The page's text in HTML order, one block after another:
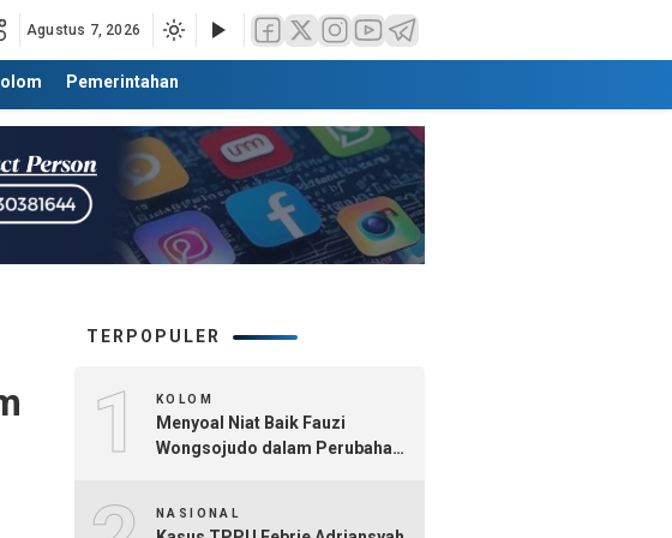
Agustus 7, 2026
Pemerintahan
TERPOPULER
1 KOLOM
Menyoal Niat Baik Fauzi
Wongsojudo dalam Perubahan
NASIONAL